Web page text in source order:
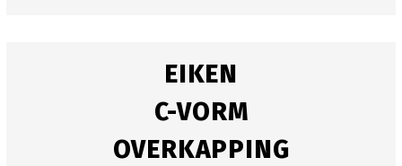
EIKEN
C-VORM
OVERKAPPING